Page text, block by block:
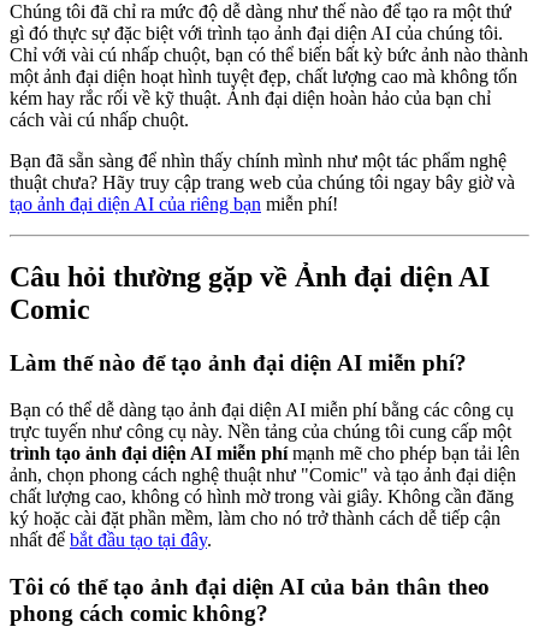
Chúng tôi đã chỉ ra mức độ dễ dàng như thế nào để tạo ra một thứ
gì đó thực sự đặc biệt với trình tạo ảnh đại diện AI của chúng tôi.
Chỉ với vài cú nhấp chuột, bạn có thể biến bất kỳ bức ảnh nào thành
một ảnh đại diện hoạt hình tuyệt đẹp, chất lượng cao mà không tốn
kém hay rắc rối về kỹ thuật. Ảnh đại diện hoàn hảo của bạn chỉ
cách vài cú nhấp chuột.
Bạn đã sẵn sàng để nhìn thấy chính mình như một tác phẩm nghệ
thuật chưa? Hãy truy cập trang web của chúng tôi ngay bây giờ và
tạo ảnh đại diện AI của riêng bạn miễn phí!
Câu hỏi thường gặp về Ảnh đại diện AI
Comic
Làm thế nào để tạo ảnh đại diện AI miễn phí?
Bạn có thể dễ dàng tạo ảnh đại diện AI miễn phí bằng các công cụ
trực tuyến như công cụ này. Nền tảng của chúng tôi cung cấp một
trình tạo ảnh đại diện AI miễn phímạnh mẽ cho phép bạn tải lên
ảnh, chọn phong cách nghệ thuật như "Comic" và tạo ảnh đại diện
chất lượng cao, không có hình mờ trong vài giây. Không cần đăng
ký hoặc cài đặt phần mềm, làm cho nó trở thành cách dễ tiếp cận
nhất để bắt đầu tạo tại đây.
Tôi có thể tạo ảnh đại diện AI của bản thân theo
phong cách comic không?